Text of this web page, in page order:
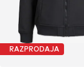
RAZPRODAJA